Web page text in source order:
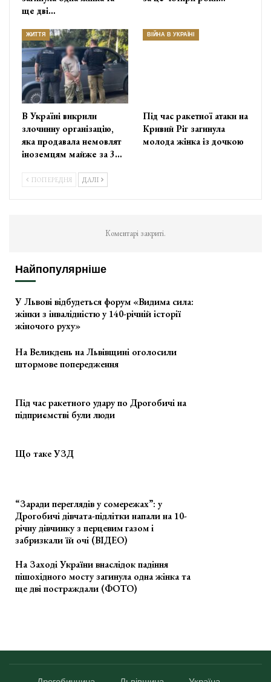
ще дві…
ЖИТТЯ
В Україні викрили
злочинну організацію,
яка продавала немовлят
іноземцям майже за 3…
ВІЙНА В УКРАЇНІ
Під час ракетної атаки на
Кривий Ріг загинула
молода жінка із дочкою
ПОПЕРЕДНЯ ДАЛІ
Коментарі закриті.
Найпопулярніше
У Львові відбудеться форум «Видима сила:
жінки з інвалідністю у 140-річній історії
жіночого руху»
На Великдень на Львівщині оголосили
штормове попередження
Під час ракетного удару по Дрогобичі на
підприємстві були люди
Що таке УЗД
“Заради переглядів у сомережах”: у
Дрогобичі дівчата-підлітки напали на 10-
річну дівчинку з перцевим газом і
забризкали їй очі (ВІДЕО)
На Заході України внаслідок падіння
пішохідного мосту загинула одна жінка та
ще дві постраждали (ФОТО)